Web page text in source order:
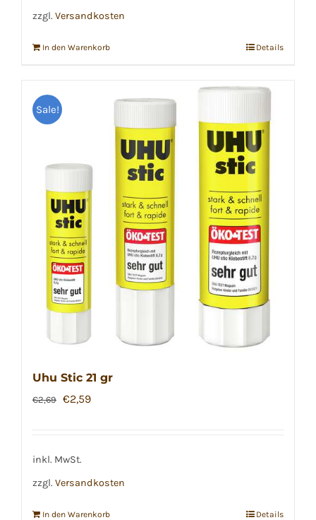
zzgl. Versandkosten
In den Warenkorb Details
Sale!
Uhu Stic 21 gr
€2,69 Ursprünglicher
€2,69
€2,59Aktueller
inkl. MwSt.
zzgl. Versandkosten
In den Warenkorb Details